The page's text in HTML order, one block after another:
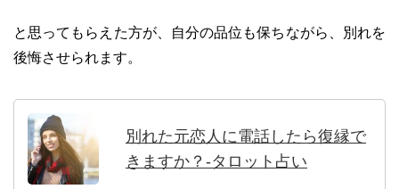
と思ってもらえた方が、自分の品位も保ちながら、別れを
後悔させられます。
別れた元恋人に電話したら復縁で
きますか？-タロット占い